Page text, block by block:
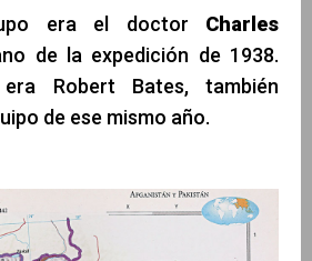
era el doctor Charles
de la expedición de 1938.
Robert Bates, también
de ese mismo año.